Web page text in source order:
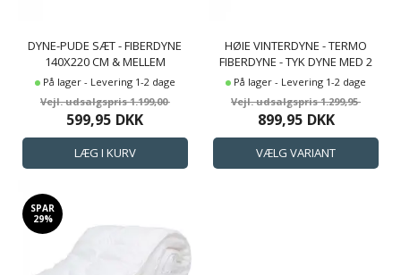
DYNE-PUDE SÆT - FIBERDYNE
140X220 CM & MELLEM
FIBERPUDE 60X63 CM -
KOMPLETT - HØIE OF
SCANDINAVIA
På lager - Levering 1-2 dage
1.199,00
599,95 DKK
HØIE VINTERDYNE - TERMO
FIBERDYNE - TYK DYNE MED 2
LAG - HØIE GEMINI VARM DYNE
På lager - Levering 1-2 dage
1.299,95
899,95 DKK
SPAR
29%